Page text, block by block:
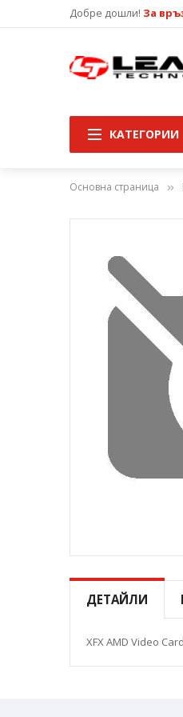
Добре дошли! За
КАТЕГОРИИ
Основна страница
галерията
изображенията
към
началото
ДЕТАЙЛИ
XFX AMD Video